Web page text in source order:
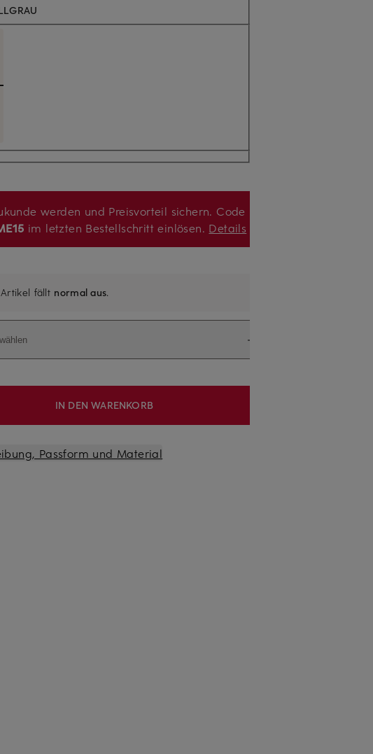
werden und Preisvorteil sichern. Code
im letzten Bestellschritt einlösen. Details
fällt normal aus.
IN DEN WARENKORB
Passform und Material